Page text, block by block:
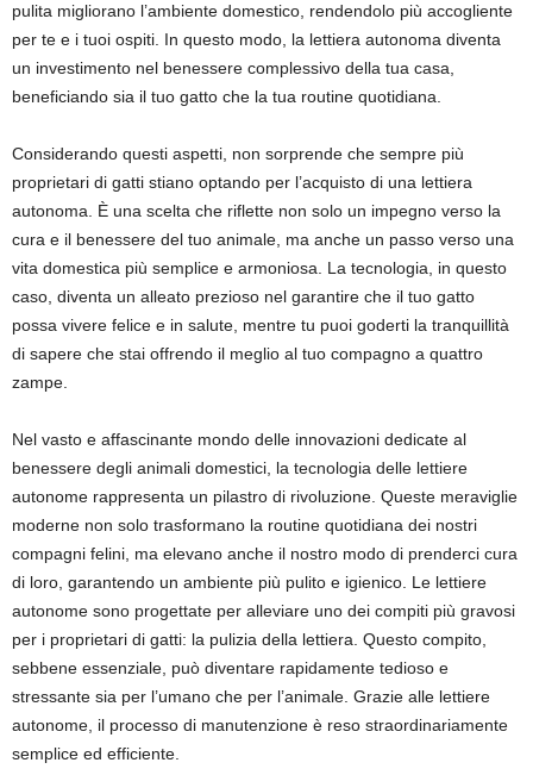
pulita migliorano l’ambiente domestico, rendendolo più accogliente
per te e i tuoi ospiti. In questo modo, la lettiera autonoma diventa
un investimento nel benessere complessivo della tua casa,
beneficiando sia il tuo gatto che la tua routine quotidiana.
Considerando questi aspetti, non sorprende che sempre più
proprietari di gatti stiano optando per l’acquisto di una lettiera
autonoma. È una scelta che riflette non solo un impegno verso la
cura e il benessere del tuo animale, ma anche un passo verso una
vita domestica più semplice e armoniosa. La tecnologia, in questo
caso, diventa un alleato prezioso nel garantire che il tuo gatto
possa vivere felice e in salute, mentre tu puoi goderti la tranquillità
di sapere che stai offrendo il meglio al tuo compagno a quattro
zampe.
Nel vasto e affascinante mondo delle innovazioni dedicate al
benessere degli animali domestici, la tecnologia delle lettiere
autonome rappresenta un pilastro di rivoluzione. Queste meraviglie
moderne non solo trasformano la routine quotidiana dei nostri
compagni felini, ma elevano anche il nostro modo di prenderci cura
di loro, garantendo un ambiente più pulito e igienico. Le lettiere
autonome sono progettate per alleviare uno dei compiti più gravosi
per i proprietari di gatti: la pulizia della lettiera. Questo compito,
sebbene essenziale, può diventare rapidamente tedioso e
stressante sia per l’umano che per l’animale. Grazie alle lettiere
autonome, il processo di manutenzione è reso straordinariamente
semplice ed efficiente.